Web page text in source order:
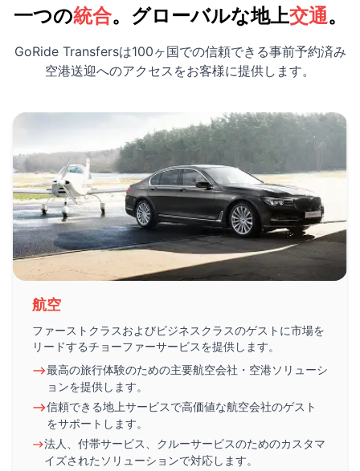
一つの統合。グローバルな地上交通。
GoRide Transfersは100ヶ国での信頼できる事前予約済み
空港送迎へのアクセスをお客様に提供します。
航空
ファーストクラスおよびビジネスクラスのゲストに市場を
リードするチョーファーサービスを提供します。
最高の旅行体験のための主要航空会社・空港ソリューシ
ョンを提供します。
信頼できる地上サービスで高価値な航空会社のゲスト
をサポートします。
法人、付帯サービス、クルーサービスのためのカスタマ
イズされたソリューションで対応します。